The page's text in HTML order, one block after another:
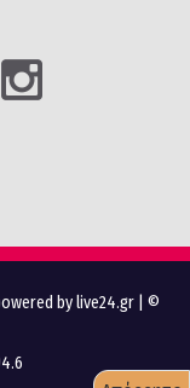
by live24.gr | ©